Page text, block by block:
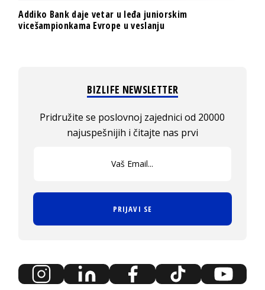
Addiko Bank daje vetar u leđa juniorskim
vicešampionkama Evrope u veslanju
BIZLIFE NEWSLETTER
Pridružite se poslovnoj zajednici od 20000
najuspešnijih i čitajte nas prvi
PRIJAVI SE